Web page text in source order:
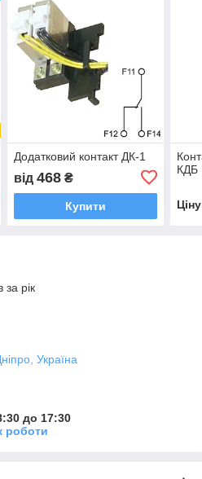
Додатковий контакт ДК-1
від 468₴
Купити
КДБ
за рік
Україна
до 17:30
роботи